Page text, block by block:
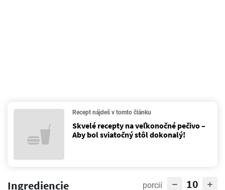
Recept nájdeš v tomto článku
Skvelé recepty na veľkonočné pečivo –
Aby bol sviatočný stôl dokonalý!
Ingrediencie porcií 10